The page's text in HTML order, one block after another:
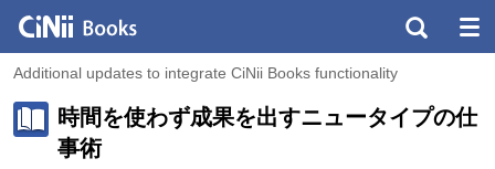
Additional updates to integrate CiNii Books functionality
時間を使わず成果を出すニュータイプの仕
事術